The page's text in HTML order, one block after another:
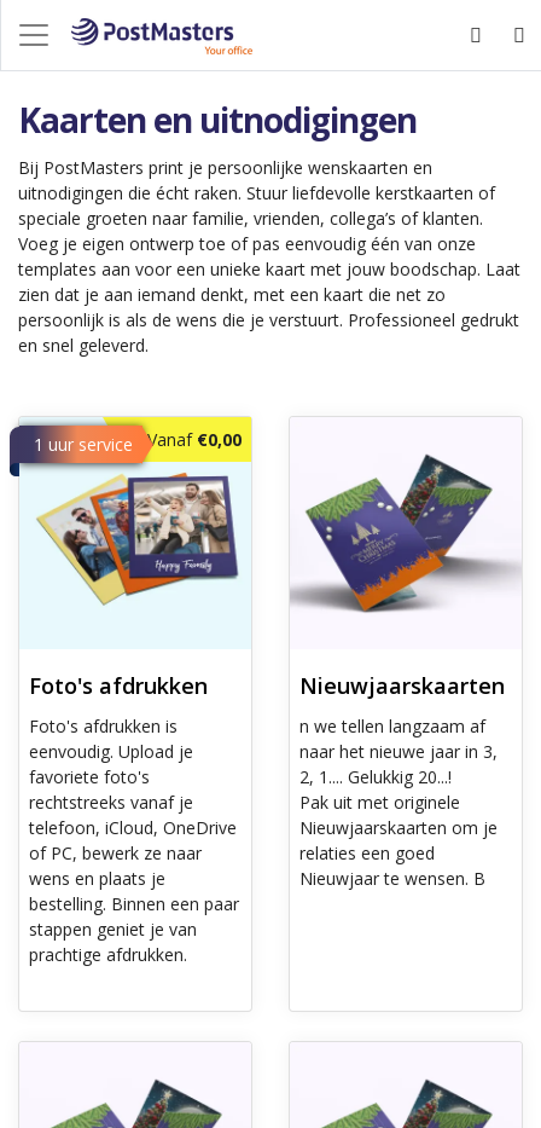
Kaarten en uitnodigingen
Bij PostMasters print je persoonlijke wenskaarten en
uitnodigingen die écht raken. Stuur liefdevolle kerstkaarten of
speciale groeten naar familie, vrienden, collega’s of klanten.
Voeg je eigen ontwerp toe of pas eenvoudig één van onze
templates aan voor een unieke kaart met jouw boodschap. Laat
zien dat je aan iemand denkt, met een kaart die net zo
persoonlijk is als de wens die je verstuurt. Professioneel gedrukt
en snel geleverd.
1 uur service Vanaf €0,00
Foto's afdrukken
Foto's afdrukken is
eenvoudig. Upload je
favoriete foto's
rechtstreeks vanaf je
telefoon, iCloud, OneDrive
of PC, bewerk ze naar
wens en plaats je
bestelling. Binnen een paar
stappen geniet je van
prachtige afdrukken.
Ontdek meer Foto's afdrukken
Nieuwjaarskaarten
n we tellen langzaam af
naar het nieuwe jaar in 3,
2, 1.... Gelukkig 20...!
Pak uit met originele
Nieuwjaarskaarten om je
relaties een goed
Nieuwjaar te wensen. B